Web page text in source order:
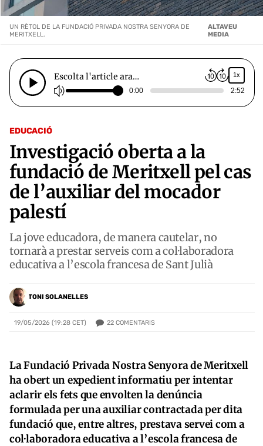
EDUCACIÓ
Investigació oberta a la
fundació de Meritxell pel cas
de l’auxiliar del mocador
palestí
La jove educadora, de manera cautelar, no
tornarà a prestar serveis com a col·laboradora
educativa a l’escola francesa de Sant Julià
TONI SOLANELLES
19/05/2026 (19:28 CET) 22 COMENTARIS
UN RÈTOL DE LA FUNDACIÓ PRIVADA NOSTRA SENYORA DE
MERITXELL.
ALTAVEU
MEDIA
Escolta l'article ara… 1x
0:00 2:52
La Fundació Privada Nostra Senyora de Meritxell
ha obert un expedient informatiu per intentar
aclarir els fets que envolten la denúncia
formulada per una auxiliar contractada per dita
fundació que, entre altres, prestava servei com a
col·laboradora educativa a l’escola francesa de